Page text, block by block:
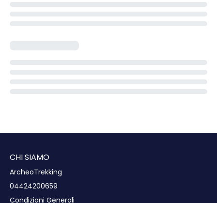
CHI SIAMO
ArcheoTrekking
04424200659
Condizioni Generali